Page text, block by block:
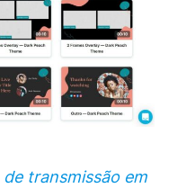
transmissão em